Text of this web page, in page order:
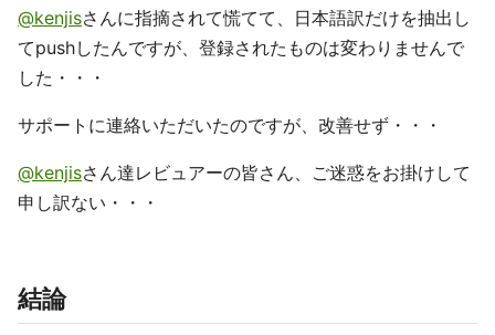
@kenjisさんに指摘されて慌てて、日本語訳だけを抽出し
てpushしたんですが、登録されたものは変わりませんで
した・・・
サポートに連絡いただいたのですが、改善せず・・・
@kenjisさん達レビュアーの皆さん、ご迷惑をお掛けして
申し訳ない・・・
結論